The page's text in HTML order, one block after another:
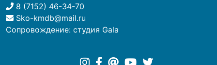
8 (7152) 46-34-70
Sko-kmdb@mail.ru
Сопровождение: студия Gala